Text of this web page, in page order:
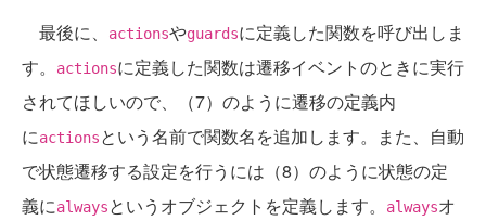
最後に、 actionsやguardsに定義した関数を呼び出しま
す。
actionsに定義した関数は遷移イベントのときに実行
されてほしいので、（7）のように遷移の定義内
にactionsという名前で関数名を追加します。また、自動
で状態遷移する設定を行うには（8）のように状態の定
義にalwaysというオブジェクトを定義します。 alwaysオ